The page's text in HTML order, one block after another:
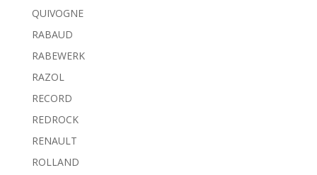
QUIVOGNE
RABAUD
RABEWERK
RAZOL
RECORD
REDROCK
RENAULT
ROLLAND